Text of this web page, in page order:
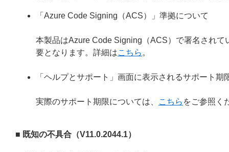
「Azure Code Signing（ACS）」準拠について
本製品はAzure Code Signing（ACS）で署名され
要となります。詳細はこちら 。
「ヘルプとサポート」画面に表示されるサポート
実際のサポート期限については、 こちら をご参照く
■ 既知の不具合（V11.0.2044.1）